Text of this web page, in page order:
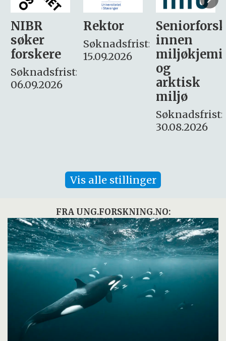
Rektor
Søknadsfrist:
15.09.2026
Seniorforsker
innen
miljøkjemi
søker
– fast
Søknadsfrist:
16. august.
Vis alle stillinger
FRA UNG.FORSKNING.NO: